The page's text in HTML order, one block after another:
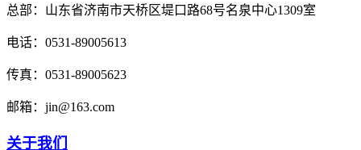
总部： 山东省济南市天桥区堤口路68号名泉中心1309室
电话： 0531-89005613
传真： 0531-89005623
邮箱： jin@163.com
关于我们